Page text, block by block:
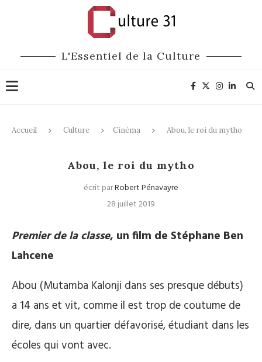
L'Essentiel de la Culture
Accueil Culture Cinéma Abou, le roi du mytho
Abou, le roi du mytho
écrit parRobert Pénavayre
28 juillet 2019
Premier de la classe, un film de Stéphane Ben
Lahcene
Abou (Mutamba Kalonji dans ses presque débuts)
a 14 ans et vit, comme il est trop de coutume de
dire, dans un quartier défavorisé, étudiant dans les
écoles qui vont avec.